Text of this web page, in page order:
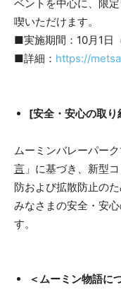
ベントを中心に、限
喫いただけます。
■実施期間：10月1日
■詳細： https://
[安全・安心の取り
ムーミンバレーパー
言 」に基づき、新型
防および拡散防止の
みなさまの安全・安
す。
＜ムーミン物語に